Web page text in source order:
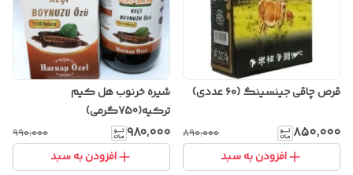
قرص چاقی جینسینگ (۶۰ عددی)
۸۵۰٬۰۰۰ ۸۹۰٬۰۰۰
افزودن به سبد
شیره خرنوب هل کیم
ترکیه(750گرمی)
۹۸۰٬۰۰۰ ۹۹۰٬۰۰۰
افزودن به سبد